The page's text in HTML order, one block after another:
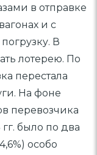
в отправке
и с
В
лотерею. По
перестала
На фоне
перевозчика
гг. было по два
особо